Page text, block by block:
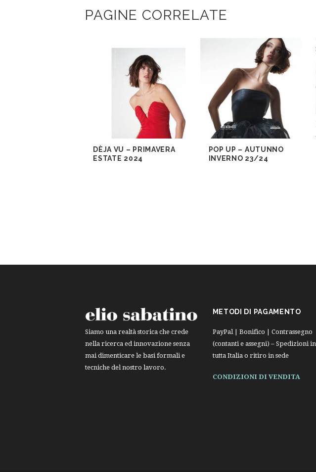
PAGINE CORRELATE
DÈJA VU – PRIMAVERA
ESTATE 2024
POP UP – AUTUNNO
INVERNO 23/24
Siamo una realtà storica che crede
nella ricerca ed innovazione senza
mai dimenticare le basi formali e
tecniche del nostro lavoro.
METODI DI PAGAMENTO
PayPal | Bonifico | Contrassegno
(contanti e assegni) – Spedizioni in
tutta Italia o ritiro in sede
CONDIZIONI DI VENDITA